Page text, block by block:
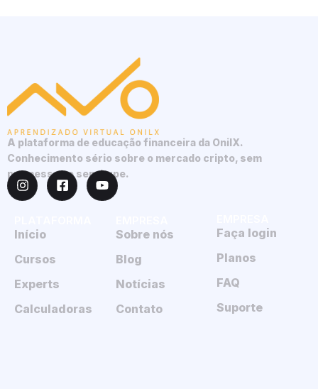
A plataforma de educação financeira da OnilX.
Conhecimento sério sobre o mercado cripto, sem
promessas e sem hype.
Início
Cursos
Experts
Calculadoras
Sobre nós
Blog
Notícias
Contato
Faça login
Planos
FAQ
Suporte